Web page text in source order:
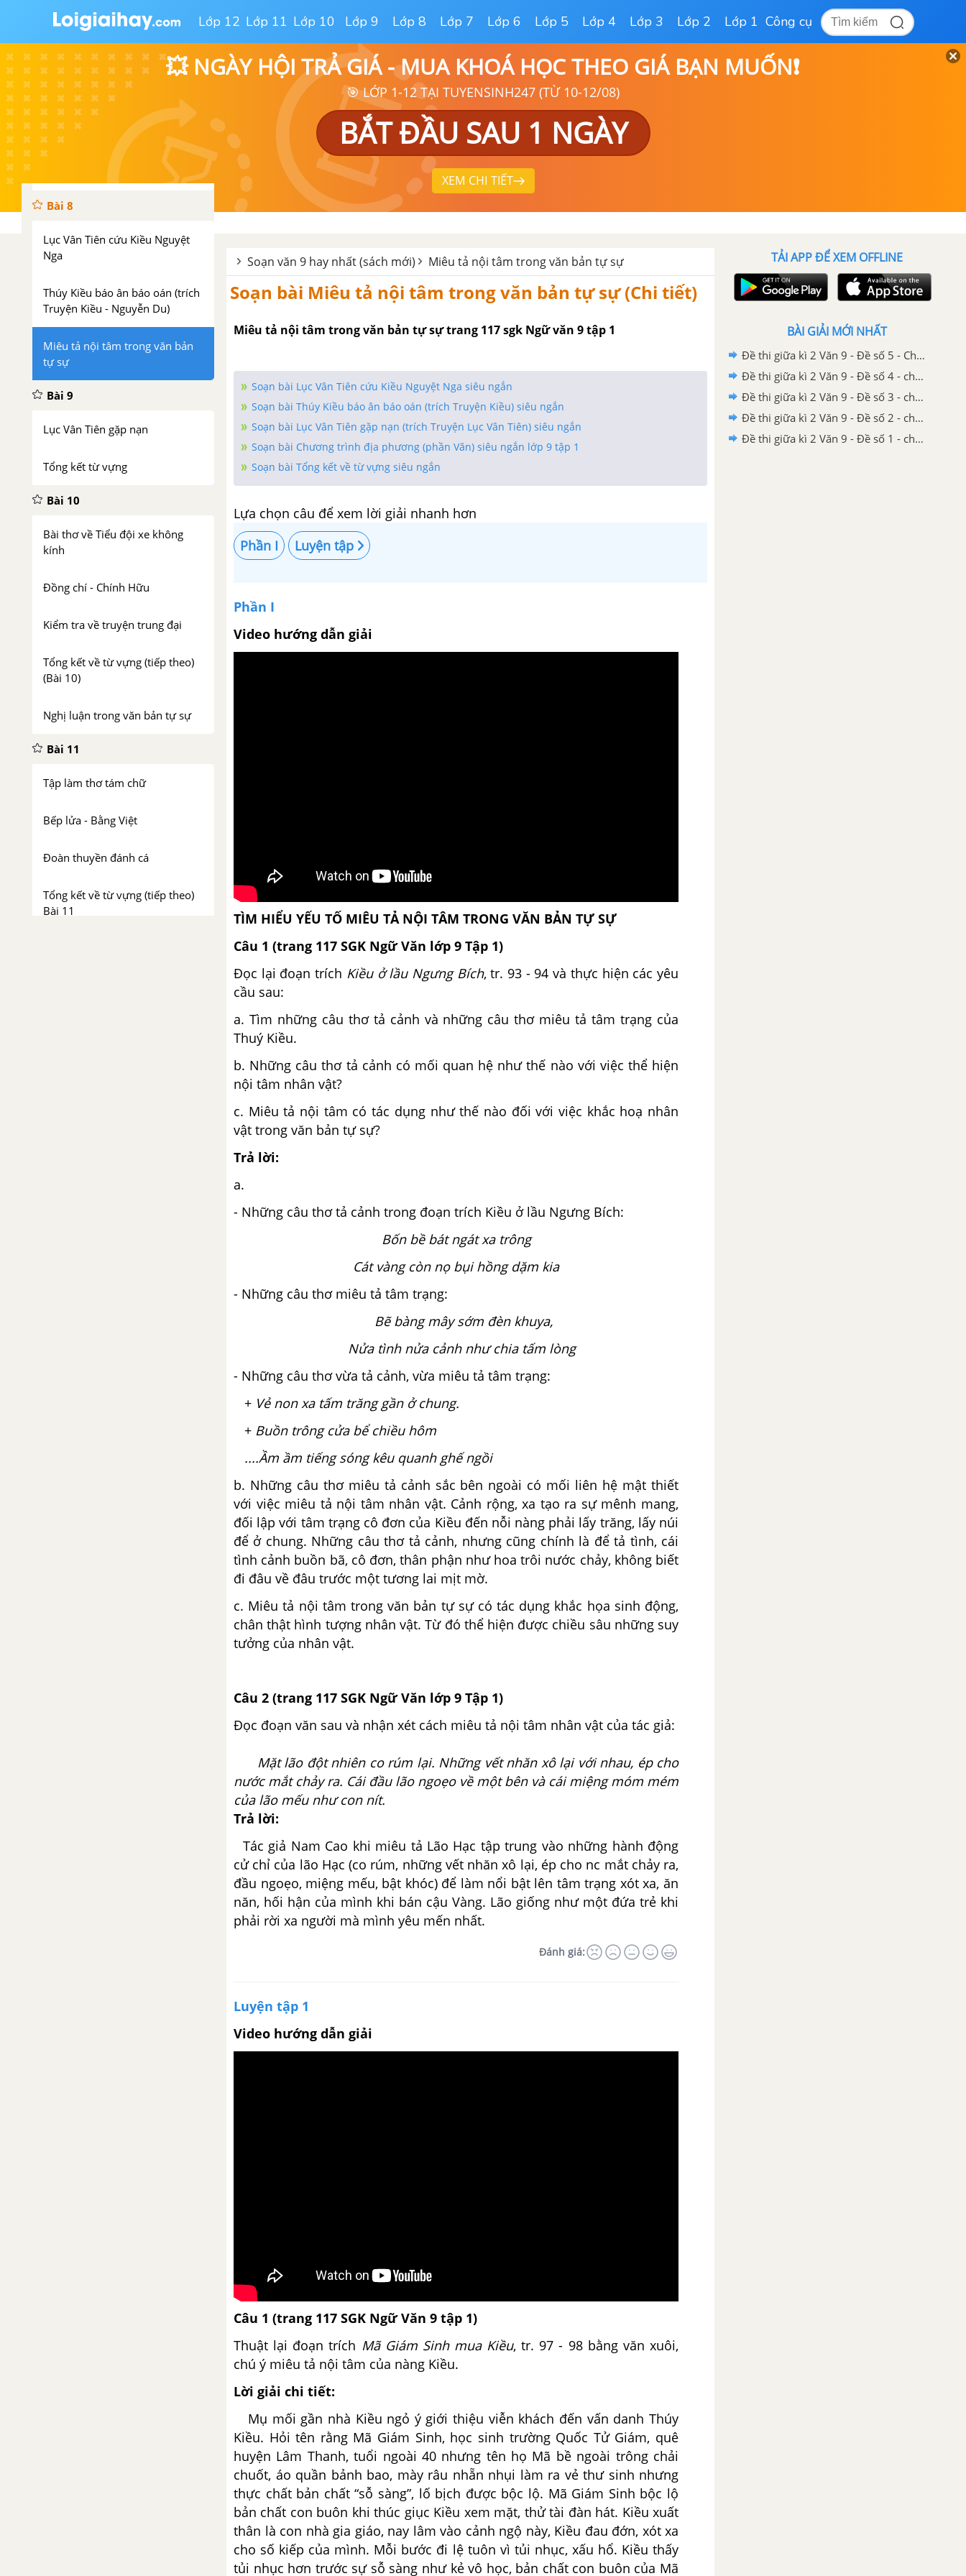
Lớp 12 Lớp 11 Lớp 10 Lớp 9 Lớp 8 Lớp 7 Lớp 6 Lớp 5 Lớp 4 Lớp 3 Lớp 2 Lớp 1 Công cụ
💥 NGÀY HỘI TRẢ GIÁ - MUA KHOÁ HỌC THEO GIÁ BẠN MUỐN❗
🎯 LỚP 1-12 TẠI TUYENSINH247 (TỪ 10-12/08)
BẮT ĐẦU SAU 1 NGÀY
XEM CHI TIẾT
Mã giám sinh mua kiều (trích
Truyện Kiều)
Kiều ở lầu Ngưng Bích (trích
Truyện Kiều - Nguyễn Du)
Trau dồi vốn từ
Viết bài tập làm văn số 2 - Văn
Bài 8
Lục Vân Tiên cứu Kiều Nguyệt
Nga
Thúy Kiều báo ân báo oán (trích
Truyện Kiều - Nguyễn Du)
Miêu tả nội tâm trong văn bản
tự sự
Bài 9
Lục Vân Tiên gặp nạn
Tổng kết từ vựng
Bài 10
Bài thơ về Tiểu đội xe không
kính
Đồng chí - Chính Hữu
Kiểm tra về truyện trung đại
Tổng kết về từ vựng (tiếp theo)
(Bài 10)
Nghị luận trong văn bản tự sự
Bài 11
Tập làm thơ tám chữ
Bếp lửa - Bằng Việt
Đoàn thuyền đánh cá
Tổng kết về từ vựng (tiếp theo)
Bài 11
Soạn văn 9 hay nhất (sách mới) Miêu tả nội tâm trong văn bản tự sự
Soạn bài Miêu tả nội tâm trong văn bản tự sự (Chi tiết)
Miêu tả nội tâm trong văn bản tự sự trang 117 sgk Ngữ văn 9 tập 1
Soạn bài Lục Vân Tiên cứu Kiều Nguyệt Nga siêu ngắn
Soạn bài Thúy Kiều báo ân báo oán (trích Truyện Kiều) siêu ngắn
Soạn bài Lục Vân Tiên gặp nạn (trích Truyện Lục Vân Tiên) siêu ngắn
Soạn bài Chương trình địa phương (phần Văn) siêu ngắn lớp 9 tập 1
Soạn bài Tổng kết về từ vựng siêu ngắn
Lựa chọn câu để xem lời giải nhanh hơn
Phần I
Luyện tập
Phần I
Video hướng dẫn giải
TÌM HIỂU YẾU TỐ MIÊU TẢ NỘI TÂM TRONG VĂN BẢN TỰ SỰ
Câu 1 (trang 117 SGK Ngữ Văn lớp 9 Tập 1)
Đọc lại đoạn trích Kiều ở lầu Ngưng Bích, tr. 93 - 94 và thực hiện các yêu
cầu sau:
a. Tìm những câu thơ tả cảnh và những câu thơ miêu tả tâm trạng của
Thuý Kiều.
b. Những câu thơ tả cảnh có mối quan hệ như thế nào với việc thể hiện
nội tâm nhân vật?
c. Miêu tả nội tâm có tác dụng như thế nào đối với việc khắc hoạ nhân
vật trong văn bản tự sự?
Trả lời:
a.
- Những câu thơ tả cảnh trong đoạn trích Kiều ở lầu Ngưng Bích:
Bốn bề bát ngát xa trông
Cát vàng còn nọ bụi hồng dặm kia
- Những câu thơ miêu tả tâm trạng:
Bẽ bàng mây sớm đèn khuya,
Nửa tình nửa cảnh như chia tấm lòng
- Những câu thơ vừa tả cảnh, vừa miêu tả tâm trạng:
+ Vẻ non xa tấm trăng gần ở chung.
+ Buồn trông cửa bể chiều hôm
....Ầm ầm tiếng sóng kêu quanh ghế ngồi
b. Những câu thơ miêu tả cảnh sắc bên ngoài có mối liên hệ mật thiết
với việc miêu tả nội tâm nhân vật. Cảnh rộng, xa tạo ra sự mênh mang,
đối lập với tâm trạng cô đơn của Kiều đến nỗi nàng phải lấy trăng, lấy núi
để ở chung. Những câu thơ tả cảnh, nhưng cũng chính là để tả tình, cái
tình cảnh buồn bã, cô đơn, thân phận như hoa trôi nước chảy, không biết
đi đâu về đâu trước một tương lai mịt mờ.
c. Miêu tả nội tâm trong văn bản tự sự có tác dụng khắc họa sinh động,
chân thật hình tượng nhân vật. Từ đó thể hiện được chiều sâu những suy
tưởng của nhân vật.
Câu 2 (trang 117 SGK Ngữ Văn lớp 9 Tập 1)
Đọc đoạn văn sau và nhận xét cách miêu tả nội tâm nhân vật của tác giả:
Mặt lão đột nhiên co rúm lại. Những vết nhăn xô lại với nhau, ép cho
nước mắt chảy ra. Cái đầu lão ngoẹo về một bên và cái miệng móm mém
của lão mếu như con nít.
Trả lời:
Tác giả Nam Cao khi miêu tả Lão Hạc tập trung vào những hành động
cử chỉ của lão Hạc (co rúm, những vết nhăn xô lại, ép cho nc mắt chảy ra,
đầu ngoẹo, miệng mếu, bật khóc) để làm nổi bật lên tâm trạng xót xa, ăn
năn, hối hận của mình khi bán cậu Vàng. Lão giống như một đứa trẻ khi
phải rời xa người mà mình yêu mến nhất.
Đánh giá:
Luyện tập 1
Video hướng dẫn giải
Câu 1 (trang 117 SGK Ngữ Văn 9 tập 1)
Thuật lại đoạn trích Mã Giám Sinh mua Kiều, tr. 97 - 98 bằng văn xuôi,
chú ý miêu tả nội tâm của nàng Kiều.
Lời giải chi tiết:
Mụ mối gần nhà Kiều ngỏ ý giới thiệu viễn khách đến vấn danh Thúy
Kiều. Hỏi tên rằng Mã Giám Sinh, học sinh trường Quốc Tử Giám, quê
huyện Lâm Thanh, tuổi ngoài 40 nhưng tên họ Mã bề ngoài trông chải
chuốt, áo quần bảnh bao, mày râu nhẵn nhụi làm ra vẻ thư sinh nhưng
thực chất bản chất “sỗ sàng”, lố bịch được bộc lộ. Mã Giám Sinh bộc lộ
bản chất con buôn khi thúc giục Kiều xem mặt, thử tài đàn hát. Kiều xuất
thân là con nhà gia giáo, nay lâm vào cảnh ngộ này, Kiều đau đớn, xót xa
cho số kiếp của mình. Mỗi bước đi lệ tuôn vì tủi nhục, xấu hổ. Kiều thấy
tủi nhục hơn trước sự sỗ sàng như kẻ vô học, bản chất con buôn của Mã
TẢI APP ĐỂ XEM OFFLINE
BÀI GIẢI MỚI NHẤT
Đề thi giữa kì 2 Văn 9 - Đề số 5 - Chương trình cũ
Đề thi giữa kì 2 Văn 9 - Đề số 4 - chương trình cũ
Đề thi giữa kì 2 Văn 9 - Đề số 3 - chương trình cũ
Đề thi giữa kì 2 Văn 9 - Đề số 2 - chương trình cũ
Đề thi giữa kì 2 Văn 9 - Đề số 1 - chương trình cũ